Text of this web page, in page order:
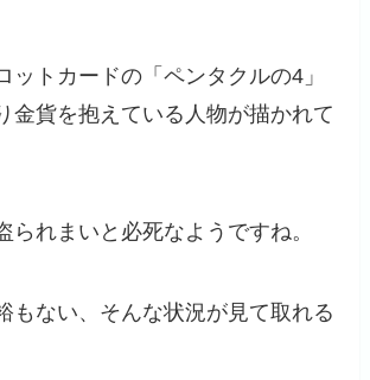
ットカードの「ペンタクルの4」
金貨を抱えている人物が描かれて
られまいと必死なようですね。
もない、そんな状況が見て取れる